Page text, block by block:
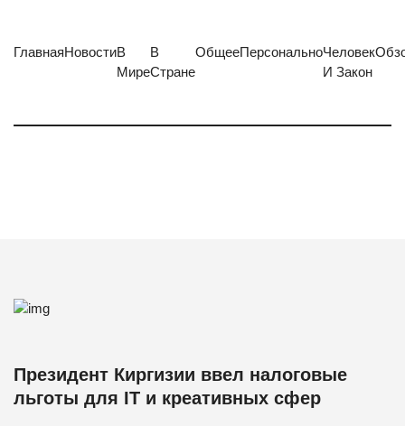
ГлавнаяНовостиВ
Мире
В
Стране
ОбщееПерсональноЧеловек
И Закон
Президент Киргизии ввел налоговые
льготы для IT и креативных сфер